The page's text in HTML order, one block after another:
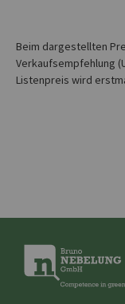
Beim dargestellten
Verkaufsempfehlung
Listenpreis wird